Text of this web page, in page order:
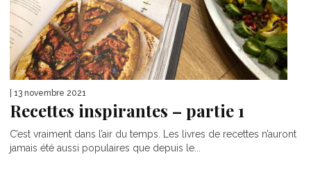
| 13 novembre 2021
Recettes inspirantes – partie 1
C’est vraiment dans l’air du temps. Les livres de recettes n’auront
jamais été aussi populaires que depuis le...